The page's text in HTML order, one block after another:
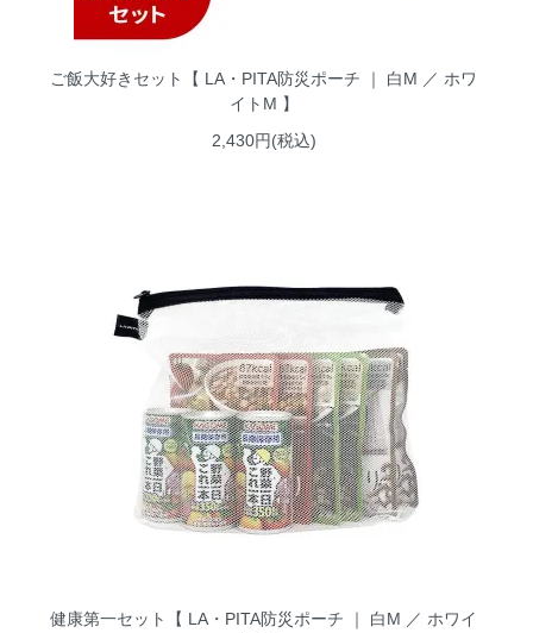
ご飯大好きセット【 LA・PITA防災ポーチ ｜ 白M ／ ホワ
イトM 】
2,430円(税込)
健康第一セット【 LA・PITA防災ポーチ ｜ 白M ／ ホワイ